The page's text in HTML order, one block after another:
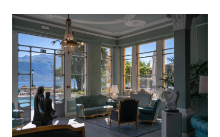
Modifica /
Cancella
prenotazione